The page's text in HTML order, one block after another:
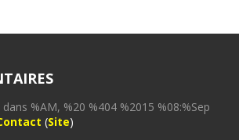
dans %AM, %20 %404 %2015 %08:%Sep
(Site)